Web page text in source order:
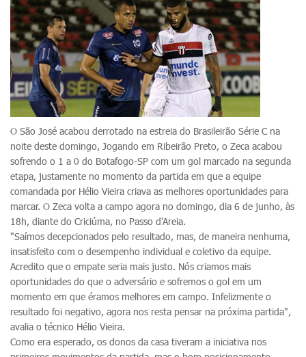
O São José acabou derrotado na estreia do Brasileirão Série C na
noite deste domingo, Jogando em Ribeirão Preto, o Zeca acabou
sofrendo o 1 a 0 do Botafogo-SP com um gol marcado na segunda
etapa, justamente no momento da partida em que a equipe
comandada por Hélio Vieira criava as melhores oportunidades para
marcar. O Zeca volta a campo agora no domingo, dia 6 de junho, às
18h, diante do Criciúma, no Passo d'Areia.
"Saímos decepcionados pelo resultado, mas, de maneira nenhuma,
insatisfeito com o desempenho individual e coletivo da equipe.
Acredito que o empate seria mais justo. Nós criamos mais
oportunidades do que o adversário e sofremos o gol em um
momento em que éramos melhores em campo. Infelizmente o
resultado foi negativo, agora nos resta pensar na próxima partida",
avalia o técnico Hélio Vieira.
Como era esperado, os donos da casa tiveram a iniciativa nos